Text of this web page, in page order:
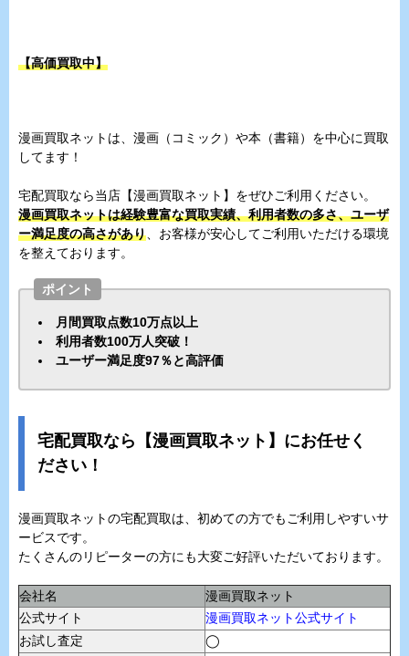
【高価買取中】
漫画買取ネットは、漫画（コミック）や本（書籍）を中心に買取
してます！
宅配買取なら当店【漫画買取ネット】をぜひご利用ください。
漫画買取ネットは経験豊富な買取実績、利用者数の多さ、ユーザ
ー満足度の高さがあり、お客様が安心してご利用いただける環境
を整えております。
ポイント
月間買取点数10万点以上
利用者数100万人突破！
ユーザー満足度97％と高評価
宅配買取なら【漫画買取ネット】にお任せく
ださい！
漫画買取ネットの宅配買取は、初めての方でもご利用しやすいサ
ービスです。
たくさんのリピーターの方にも大変ご好評いただいております。
会社名
漫画買取ネット
公式サイト
漫画買取ネット公式サイト
お試し査定
◯